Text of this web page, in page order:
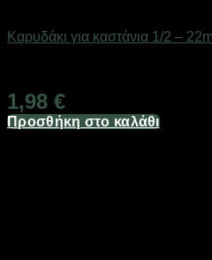
Καρυδάκι για καστάνια 1/2 –
1,98 €
Προσθήκη στο καλάθι